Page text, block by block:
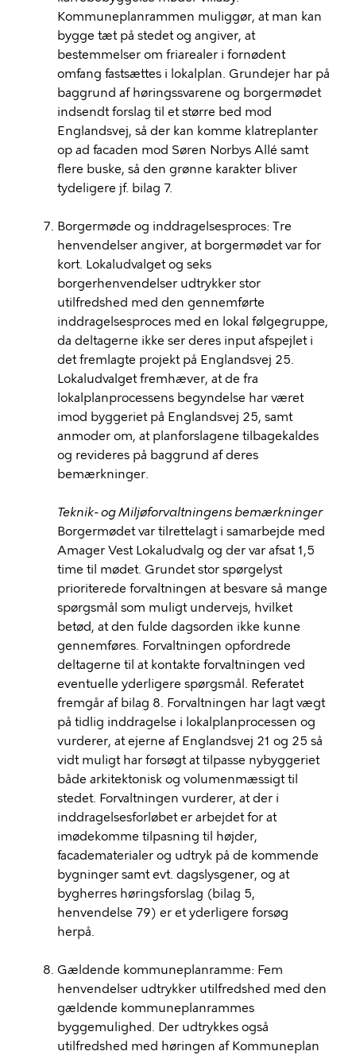
Kommuneplanrammen muliggør, at man kan
bygge tæt på stedet og angiver, at
bestemmelser om friarealer i fornødent
omfang fastsættes i lokalplan. Grundejer har på
baggrund af høringssvarene og borgermødet
indsendt forslag til et større bed mod
Englandsvej, så der kan komme klatreplanter
op ad facaden mod Søren Norbys Allé samt
flere buske, så den grønne karakter bliver
tydeligere jf. bilag 7.
Borgermøde og inddragelsesproces: Tre
henvendelser angiver, at borgermødet var for
kort. Lokaludvalget og seks
borgerhenvendelser udtrykker stor
utilfredshed med den gennemførte
inddragelsesproces med en lokal følgegruppe,
da deltagerne ikke ser deres input afspejlet i
det fremlagte projekt på Englandsvej 25.
Lokaludvalget fremhæver, at de fra
lokalplanprocessens begyndelse har været
imod byggeriet på Englandsvej 25, samt
anmoder om, at planforslagene tilbagekaldes
og revideres på baggrund af deres
bemærkninger.
Teknik- og Miljøforvaltningens bemærkninger
Borgermødet var tilrettelagt i samarbejde med
Amager Vest Lokaludvalg og der var afsat 1,5
time til mødet. Grundet stor spørgelyst
prioriterede forvaltningen at besvare så mange
spørgsmål som muligt undervejs, hvilket
betød, at den fulde dagsorden ikke kunne
gennemføres. Forvaltningen opfordrede
deltagerne til at kontakte forvaltningen ved
eventuelle yderligere spørgsmål. Referatet
fremgår af bilag 8. Forvaltningen har lagt vægt
på tidlig inddragelse i lokalplanprocessen og
vurderer, at ejerne af Englandsvej 21 og 25 så
vidt muligt har forsøgt at tilpasse nybyggeriet
både arkitektonisk og volumenmæssigt til
stedet. Forvaltningen vurderer, at der i
inddragelsesforløbet er arbejdet for at
imødekomme tilpasning til højder,
facadematerialer og udtryk på de kommende
bygninger samt evt. dagslysgener, og at
bygherres høringsforslag (bilag 5,
henvendelse 79) er et yderligere forsøg
herpå.
Gældende kommuneplanramme: Fem
henvendelser udtrykker utilfredshed med den
gældende kommuneplanrammes
byggemulighed. Der udtrykkes også
utilfredshed med høringen af Kommuneplan